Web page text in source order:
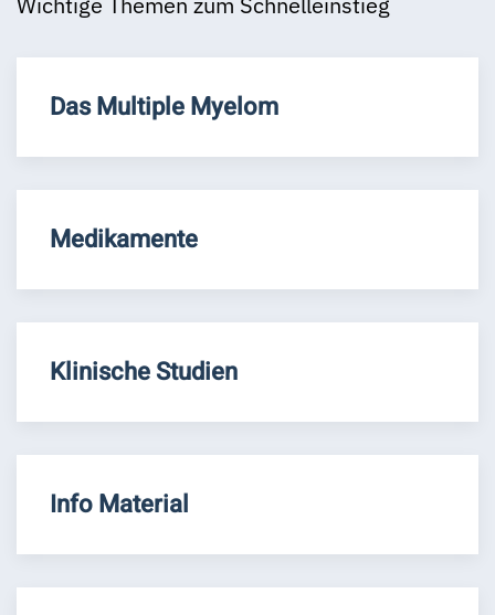
Das Multiple Myelom
Medikamente
Klinische Studien
Info Material